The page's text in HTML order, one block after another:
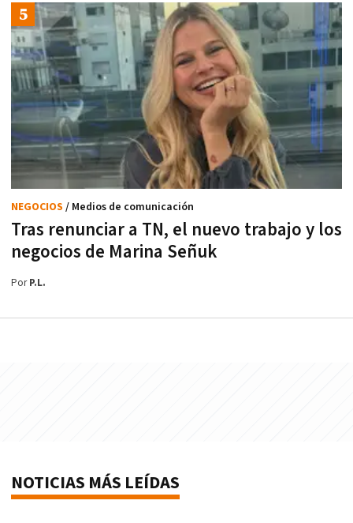
Tras renunciar a TN, el nuevo trabajo y los
negocios de Marina Señuk
NEGOCIOS / Medios de comunicación
PorP.L.
NOTICIAS MÁS LEÍDAS